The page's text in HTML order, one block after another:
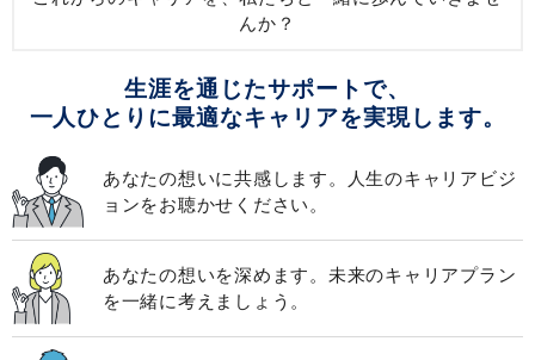
んか？
生涯を通じたサポートで、
一人ひとりに最適なキャリアを実現します。
あなたの想いに共感します。人生のキャリアビジ
ョンをお聴かせください。
あなたの想いを深めます。未来のキャリアプラン
を一緒に考えましょう。